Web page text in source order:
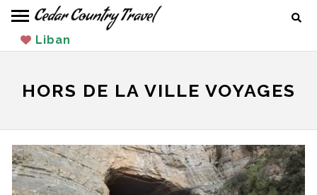
Aller
au
contenuLiban
HORS DE LA VILLE VOYAGES